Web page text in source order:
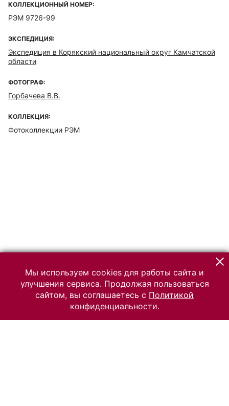
КОЛЛЕКЦИОННЫЙ НОМЕР:
РЭМ 9726-99
ЭКСПЕДИЦИЯ:
Экспедиция в Корякский национальный округ Камчатской
области
ФОТОГРАФ:
Горбачева В.В.
КОЛЛЕКЦИЯ:
Фотоколлекции РЭМ
Мы используем cookies для работы сайта и
улучшения сервиса. Продолжая пользоваться
сайтом, вы соглашаетесь с Политикой
конфиденциальности.